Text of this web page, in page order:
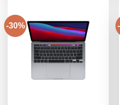
-30%